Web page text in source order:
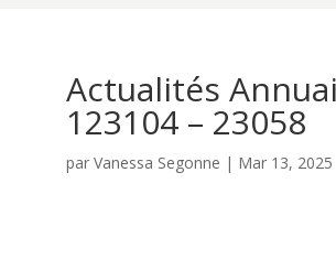
Actualités
123104 – 23058
par Vanessa Segonne | Mar 13, 2025